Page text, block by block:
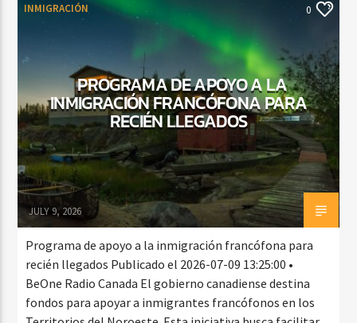
INMIGRACIÓN 0
PROGRAMA DE APOYO A LA
INMIGRACIÓN FRANCÓFONA PARA
RECIÉN LLEGADOS
JULY 9, 2026
Programa de apoyo a la inmigración francófona para
recién llegados Publicado el 2026-07-09 13:25:00 •
BeOne Radio Canada El gobierno canadiense destina
fondos para apoyar a inmigrantes francófonos en los